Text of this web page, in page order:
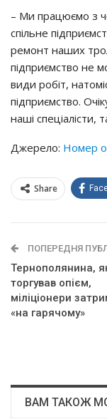
– Ми працюємо з
спільне
ремонт наших
підприємство не
види робіт,
підприємство.
наші спеціалісти,
Джерело: Номер
Share
ПОПЕРЕДНЯ
Тернополянина,
торгував опієм,
міліціонери
«на гарячому»
ВАМ ТАКОЖ